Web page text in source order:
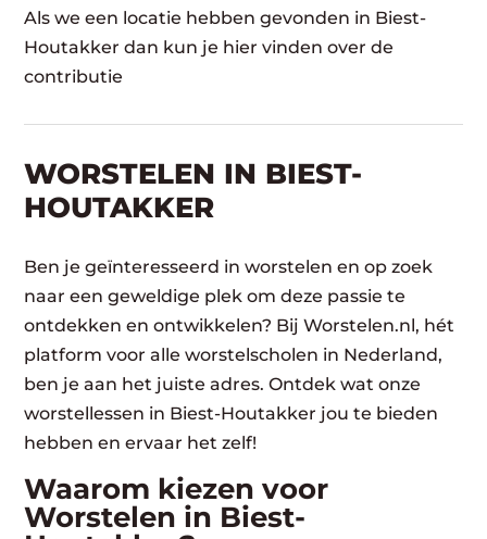
Als we een locatie hebben gevonden in Biest-
Houtakker dan kun je hier vinden over de
contributie
WORSTELEN​ IN BIEST-
HOUTAKKER
Ben je geïnteresseerd in worstelen en op zoek
naar een geweldige plek om deze passie te
ontdekken en ontwikkelen? Bij Worstelen.nl, hét
platform voor alle worstelscholen in Nederland,
ben je aan het juiste adres. Ontdek wat onze
worstellessen in Biest-Houtakker jou te bieden
hebben en ervaar het zelf!
Waarom kiezen voor
Worstelen in Biest-